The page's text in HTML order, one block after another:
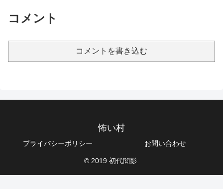
コメント
コメントを書き込む
怖い村
プライバシーポリシー お問い合わせ
© 2019 初代闇影.